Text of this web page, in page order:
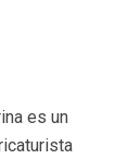
es un